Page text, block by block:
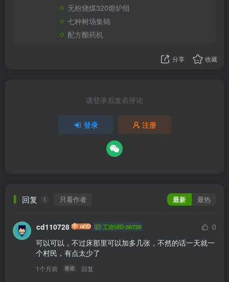
无粉烧煤320熔炉组
七种树场集锦
配方酿药机
分享 收藏
请登录后发表评论
登录 注册
回复 1 只看作者 最新 最热
cd110728 工坊UID:86728
0
可以可以，不过床那里可以加多几张，不然的话一天就一
个村民，有点太少了
1个月前 香港 回复